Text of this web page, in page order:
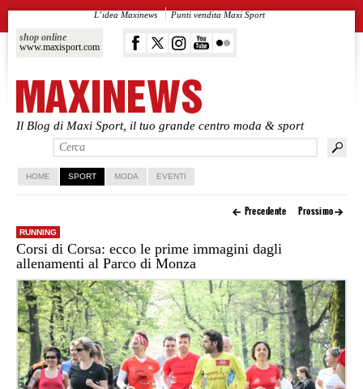
Il Blog di Maxi Sport, il tuo grande centro moda & sport
shop online
www.maxisport.com
L’idea Maxinews Punti vendita Maxi Sport
Vai al contenuto principale
Vai al contenuto secondario
HOME SPORT MODA EVENTI
Precedente Prossimo
RUNNING
Corsi di Corsa: ecco le prime immagini dagli
allenamenti al Parco di Monza